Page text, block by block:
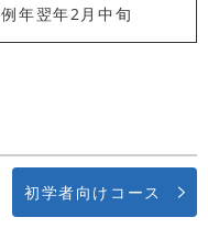
例年翌年2月中旬
初学者向けコース